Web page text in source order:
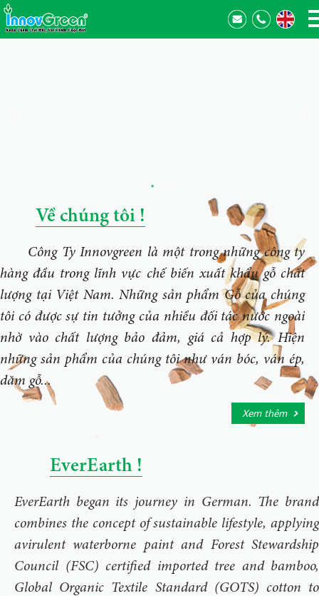
Về chúng tôi !
Công Ty Innovgreen là một trong những công ty
hàng đầu trong lĩnh vực chế biến xuất khẩu gỗ chất
lượng tại Việt Nam. Những sản phẩm Gỗ của chúng
tôi có được sự tin tưởng của nhiều đối tác nước ngoài
nhờ vào chất lượng bảo đảm, giá cả hợp lý. Hiện
những sản phẩm của chúng tôi như ván bóc, ván ép,
dăm gỗ...
Xem thêm
EverEarth !
EverEarth began its journey in German. The brand
combines the concept of sustainable lifestyle, applying
avirulent waterborne paint and Forest Stewardship
Council (FSC) certified imported tree and bamboo,
Global Organic Textile Standard (GOTS) cotton to